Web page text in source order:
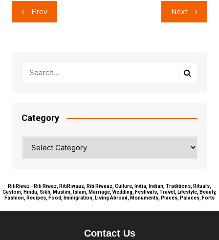
Post
navigation
Prev Next
Category
RitiRiwaz - Riti Riwaz, RitiRiwaaz, Riti Riwaaz, Culture, India, Indian, Traditions, Rituals,
Custom, Hindu, Sikh, Muslim, Islam, Marriage, Wedding, Festivals, Travel, Lifestyle, Beauty,
Fashion, Recipes, Food, Immigration, Living Abroad, Monuments, Places, Palaces, Forts
Contact Us